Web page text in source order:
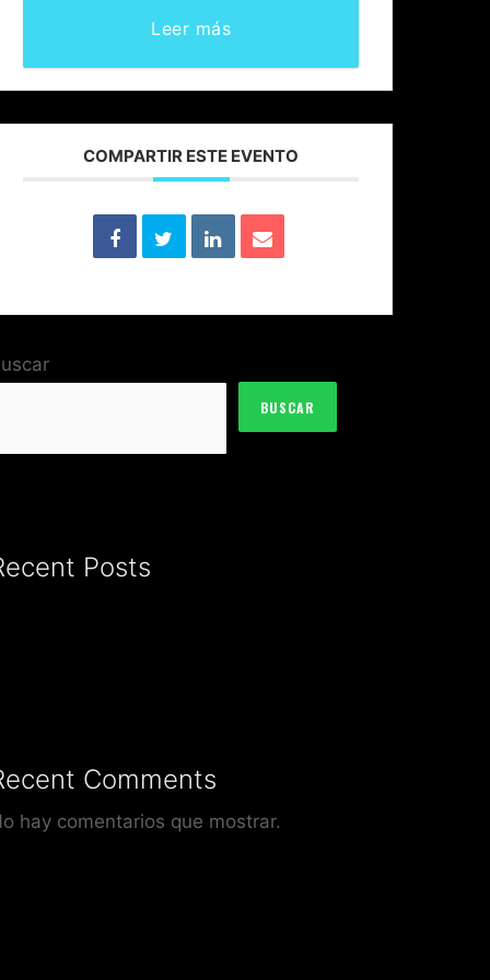
Leer más
COMPARTIR ESTE EVENTO
BUSCAR
Posts
Comments
hay comentarios que mostrar.